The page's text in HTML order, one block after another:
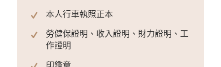
本人行車執照正本
勞健保證明、收入證明、財力證明、工
作證明